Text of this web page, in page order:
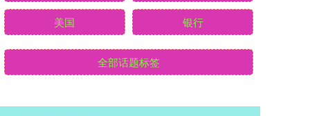
美国 银行
全部话题标签